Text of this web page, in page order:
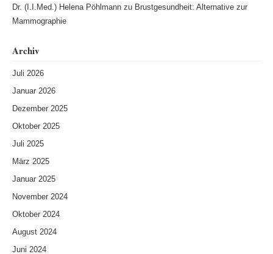
Dr. (I.I.Med.) Helena Pöhlmannzu Brustgesundheit: Alternative zur
Mammographie
Archiv
Juli 2026
Januar 2026
Dezember 2025
Oktober 2025
Juli 2025
März 2025
Januar 2025
November 2024
Oktober 2024
August 2024
Juni 2024